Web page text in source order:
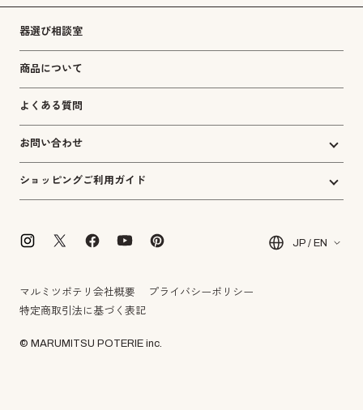
器選び相談室
商品について
よくある質問
お問い合わせ
ショッピングご利用ガイド
JP / EN
マルミツポテリ会社概要
プライバシーポリシー
特定商取引法に基づく表記
© MARUMITSU POTERIE inc.